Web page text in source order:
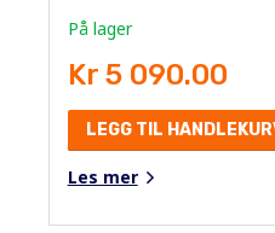
På lager
Kr 5 090.00
LEGG TIL
Les mer